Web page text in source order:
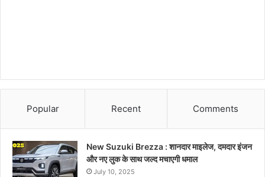
Popular Recent Comments
New Suzuki Brezza : शानदार माइलेज, दमदार इंजन
और नए लुक के साथ जल्द मचाएगी धमाल
July 10, 2025